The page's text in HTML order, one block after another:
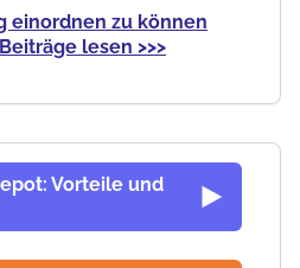
einordnen zu können
lesen >>>
Vorteile und